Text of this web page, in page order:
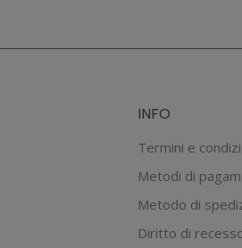
INFO
Termini e
Metodi di
Metodo di
Diritto di